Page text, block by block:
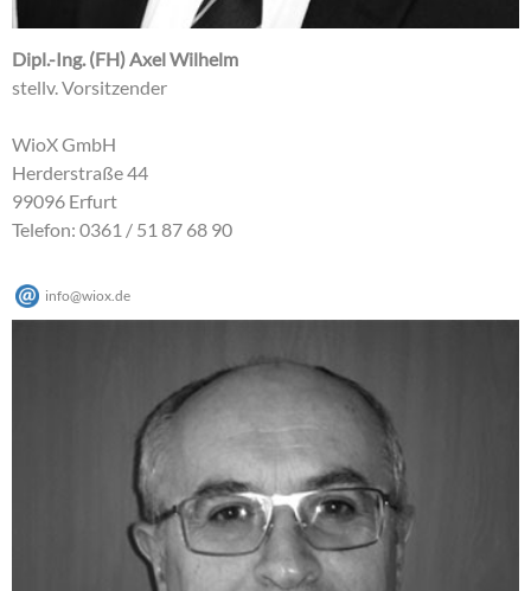
Dipl.-Ing. (FH) Axel Wilhelm
stellv. Vorsitzender
WioX GmbH
Herderstraße 44
99096 Erfurt
Telefon: 0361 / 51 87 68 90
info@wiox.de